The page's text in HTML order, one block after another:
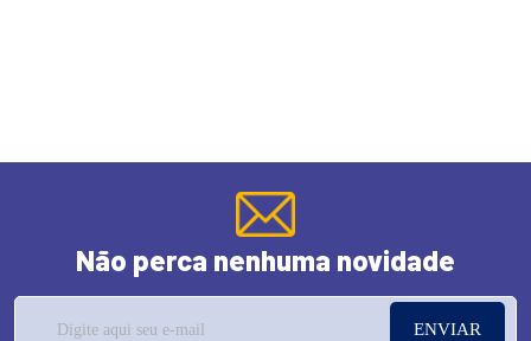
Não perca nenhuma novidade
ENVIAR